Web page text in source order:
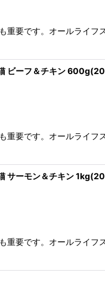
重要です。オールライ
ビーフ＆チキン
重要です。オールライ
サーモン＆チキン
重要です。オールライ